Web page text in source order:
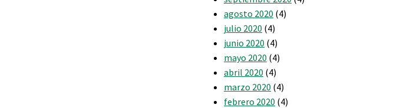
agosto 2020 (4)
julio 2020 (4)
junio 2020 (4)
mayo 2020 (4)
abril 2020 (4)
marzo 2020 (4)
febrero 2020 (4)